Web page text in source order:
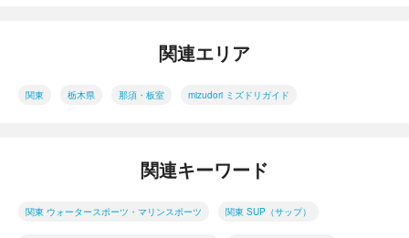
関連エリア
関東 栃木県 那須・板室 mizudori ミズドリガイド
関連キーワード
関東 ウォータースポーツ・マリンスポーツ 関東 SUP（サップ）